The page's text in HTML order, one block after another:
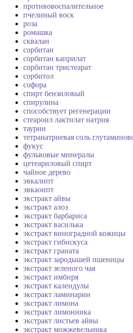
противовоспалительное
пчелиный воск
роза
ромашка
сквалан
сорбитан
сорбитан каприлат
сорбитан тристеарат
сорбитол
софора
спирт бензиловый
спирулина
способствует регенерации
стеароил лактилат натрия
таурин
тетранатриевая соль
фукус
фульвовые минералы
цетеариловый спирт
чайное дерево
эвкалипт
эвкаоипт
экстракт айвы
экстракт алоэ
экстракт барбариса
экстракт василька
экстракт виноградной кожицы
экстракт гибискуса
экстракт граната
экстракт зародышей пшеницы
экстракт зеленого чая
экстракт имбиря
экстракт календулы
экстракт ламинарии
экстракт лимона
экстракт лимонника
экстракт листьев айвы
экстракт можжевельника